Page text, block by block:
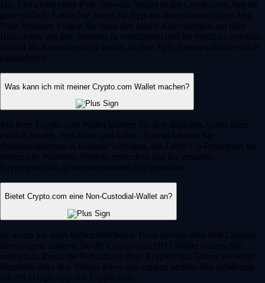
Das Einrichten einer Pyth Network-Wallet in der Crypto.com App ist
ganz einfach. Laden Sie zuerst die App aus Ihrem bevorzugten App
Store herunter. Folgen Sie dann den klaren Anweisungen auf dem
Bildschirm, um Ihre Identität zu verifizieren und Ihr Profil zu erstellen.
Sobald Ihr Konto bestätigt wurde, ist Ihre Pyth Network-Wallet sofort
einsatzbereit.
Was kann ich mit meiner Crypto.com Wallet machen?
Mit Ihrer Crypto.com Wallet können Sie Ihre digitalen Assets ganz
einfach kaufen, verkaufen und halten. Zudem können Sie
Preisbewegungen in Echtzeit verfolgen, das Level Up-Programm für
potenzielle Plattform-Vorteile entdecken und Ihr gesamtes
Kryptoportfolio an einem zentralen Ort verwalten.
Bietet Crypto.com eine Non-Custodial-Wallet an?
Ja, wenn Sie nach fortschrittlicheren Tools suchen oder Self-Custody
bevorzugen, können Sie die Crypto.com DeFi Wallet nutzen. Sie
ermöglicht Ihnen die Verwaltung Ihrer Kryptos und Token bei voller
Kontrolle über Ihre Private Keys und ergänzt perfekt Ihre Erfahrung
mit der Haupt-App von Crypto.com.